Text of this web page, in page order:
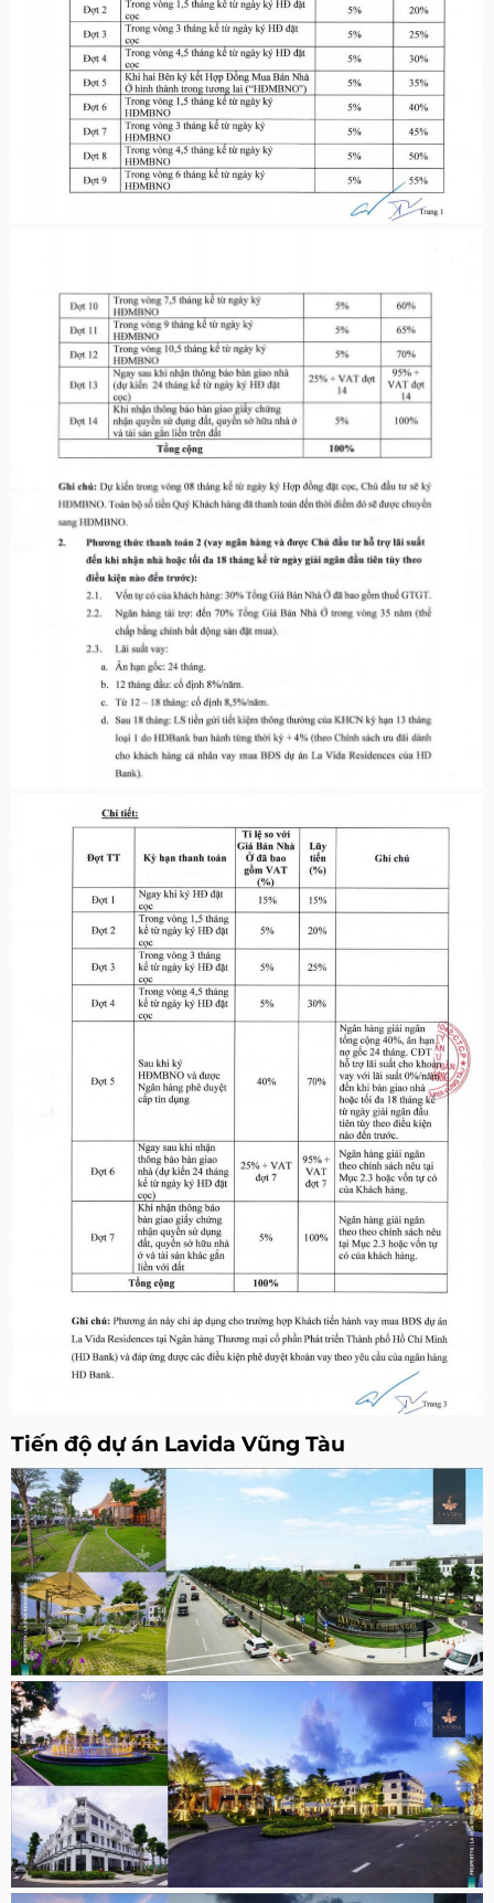
Tiến độ dự án Lavida Vũng Tàu